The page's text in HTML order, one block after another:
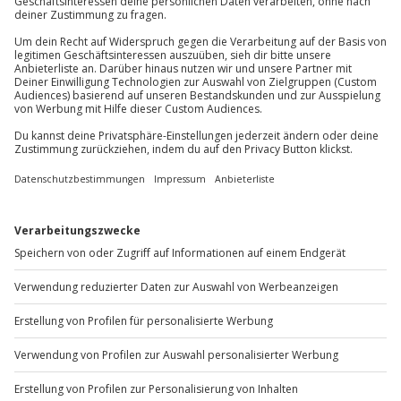
Du erreichst uns telefonisch zu folgenden Zeiten,
außer an bundesweiten Feiertagen:
Mo-Fr: 8-20 Uhr | Sa: 10-16 Uhr
Du möchtest als Firma bestellen?
Sichere Dir attraktive Firmenkunden Vorteile.
Mo-Fr: 9-17 Uhr
b2b@jochen-schweizer.de
www.b2b.jochen-schweizer.de/
Artikelnummer:23530